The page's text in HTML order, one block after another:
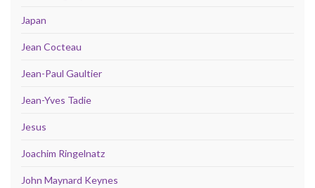
Japan
Jean Cocteau
Jean-Paul Gaultier
Jean-Yves Tadie
Jesus
Joachim Ringelnatz
John Maynard Keynes